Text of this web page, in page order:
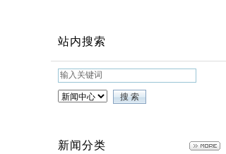
站内搜索
新闻分类